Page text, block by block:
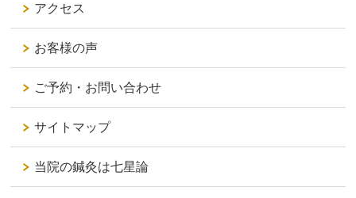
アクセス
お客様の声
ご予約・お問い合わせ
サイトマップ
当院の鍼灸は七星論